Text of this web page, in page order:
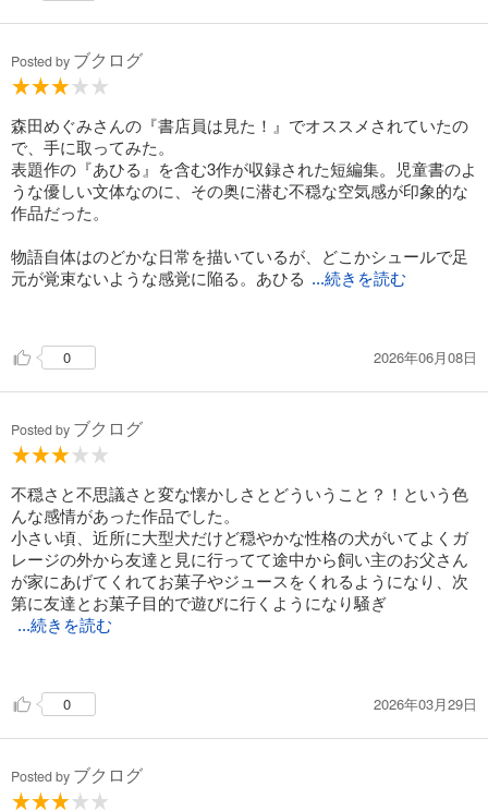
Posted by ブクログ
森田めぐみさんの『書店員は見た！』でオススメされていたの
で、手に取ってみた。
表題作の『あひる』を含む3作が収録された短編集。児童書のよ
うな優しい文体なのに、その奥に潜む不穏な空気感が印象的な
作品だった。
物語自体はのどかな日常を描いているが、どこかシュールで足
元が覚束ないような感覚に陥る。あひる ...続きを読む
だったんだろう？？と、あえて全てを明かさないフワッとした
オチにざわざわとさせられる。
いろいろな解釈や考察がありそうで、一筋縄ではいかない複雑
な余韻を残す作品だった。
0 2026年06月08日
Posted by ブクログ
不穏さと不思議さと変な懐かしさとどういうこと？！という色
んな感情があった作品でした。
小さい頃、近所に大型犬だけど穏やかな性格の犬がいてよくガ
レージの外から友達と見に行ってて途中から飼い主のお父さん
が家にあげてくれてお菓子やジュースをくれるようになり、次
第に友達とお菓子目的で遊びに行くようになり騒ぎ
...続きを読む
出しました、、
子どもの頃の移り気の早さとか遠慮のなさとか、悪気がない分
私も小さい頃ニワトリを飼っていた頃があったけど、ひよこの
ときはぴーちゃんと呼んで可愛がってた記憶は薄っすらあるけ
0 2026年03月29日
Posted by ブクログ